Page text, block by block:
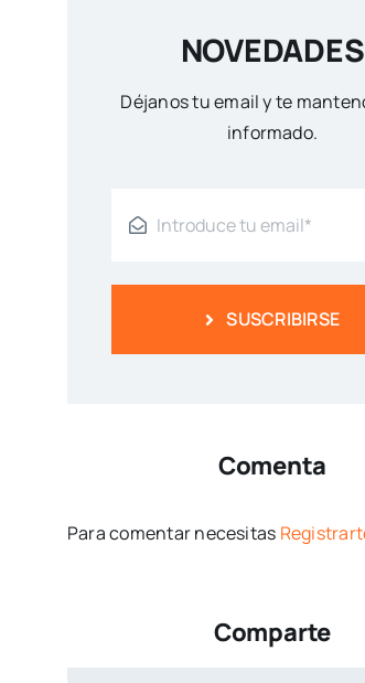
NOVEDADES
Déjanos tu email y te
informado.
SUSCRIBIRSE
Comenta
Para comentar necesitas
Comparte